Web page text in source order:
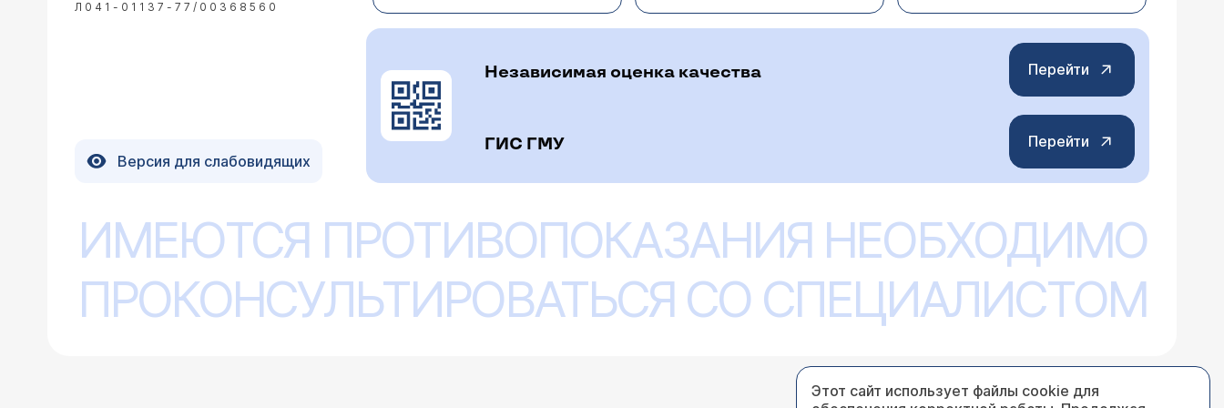
Ваш ребенок сможет употреблять небольшие количества молока, с другой стороны, при истинной непереносимости
белка коровьего молока эффект приносит только исключение из рациона этого продукта. В таком случае можно искать
другие варианты молочного белка, например, козьего, белок которого наиболее близок к материнскому.
24.01.2008 Светлана, 40 лет, Москва
У моего родственника, ему 35 лет, возник отек Квинке на лекарственные препараты парацетамол, цитрамон, анальгин и др.
при лечении зубов и т.д.?Медикаментозная непереносимость псевдоаллергического происхождения встречается значительно чаще, чем
истинная лекарственная аллергия. Для предотвращения неблагоприятных последствий на фоне приема медикаментов
необходимо соблюдать ряд условий по качеству питания, очищения организма от вредных продуктов и т.д. Каждому
больному врач дает после обследования подробные индивидуальные рекомендации. Вашему родственнику
необходимо посетить аллерголога ( расписание приема ), заочно конкретные рекомендации дать невозможно.
Приходите в наш Центр, будем рады помочь.
Л041-01137-77/00368560
Версия для слабовидящих
Независимая оценка качества Перейти
ГИС ГМУ Перейти
ИМЕЮТСЯ ПРОТИВОПОКАЗАНИЯ НЕОБХОДИМО
ПРОКОНСУЛЬТИРОВАТЬСЯ СО СПЕЦИАЛИСТОМ
Этот сайт использует файлы cookie для